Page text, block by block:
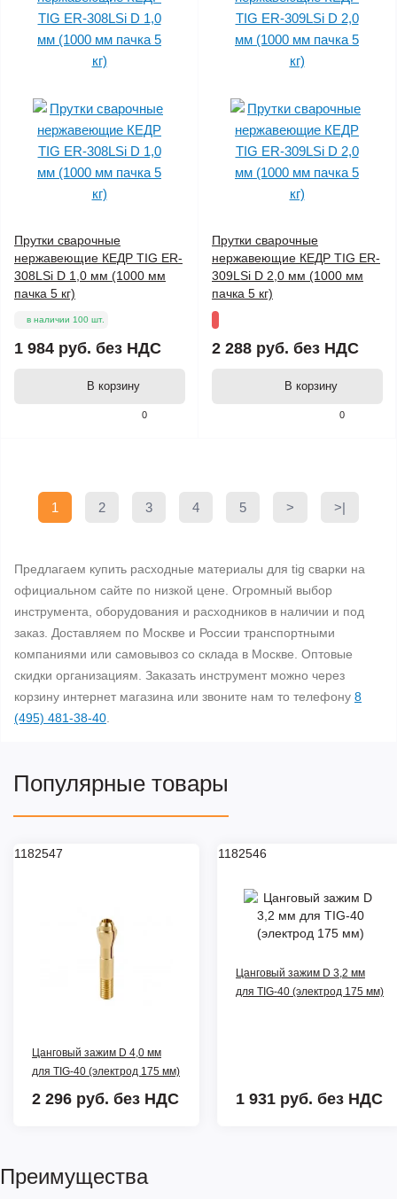
0
Прутки сварочные
нержавеющие КЕДР TIG ER-
308LSi D 1,0 мм (1000 мм
пачка 5 кг)
в наличии 100 шт.
1 984 руб. без НДС
В корзину
0
Прутки сварочные
нержавеющие КЕДР TIG ER-
309LSi D 2,0 мм (1000 мм
пачка 5 кг)
2 288 руб. без НДС
В корзину
1 2 3 4 5 > >|
Предлагаем купить расходные материалы для tig сварки на
официальном сайте по низкой цене. Огромный выбор
инструмента, оборудования и расходников в наличии и под
заказ. Доставляем по Москве и России транспортными
компаниями или самовывоз со склада в Москве. Оптовые
скидки организациям. Заказать инструмент можно через
корзину интернет магазина или звоните нам то телефону 8
(495) 481-38-40.
Популярные товары
1182547
Цанговый зажим D 4,0 мм
для TIG-40 (электрод 175 мм)
2 296 руб. без НДС
1182546
Цанговый зажим D 3,2 мм
для TIG-40 (электрод 175 мм)
1 931 руб. без НДС
Преимущества